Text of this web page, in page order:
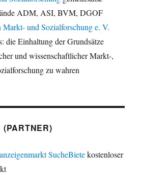
ADM, ASI, BVM, DGOF
Markt- und Sozialforschung e. V.
die Einhaltung der Grundsätze
und wissenschaftlicher Markt-,
zu wahren
(PARTNER)
SucheBietekostenloser